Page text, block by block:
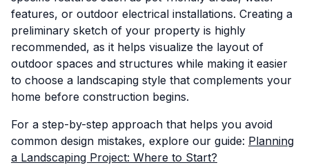
features, or outdoor electrical installations. Creating a
preliminary sketch of your property is highly
recommended, as it helps visualize the layout of
outdoor spaces and structures while making it easier
to choose a landscaping style that complements your
home before construction begins.
For a step-by-step approach that helps you avoid
common design mistakes, explore our guide: Planning
a Landscaping Project: Where to Start?